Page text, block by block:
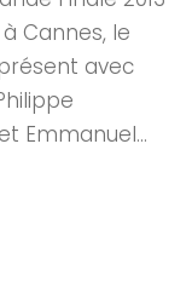
Cannes, le
avec
Emmanuel...